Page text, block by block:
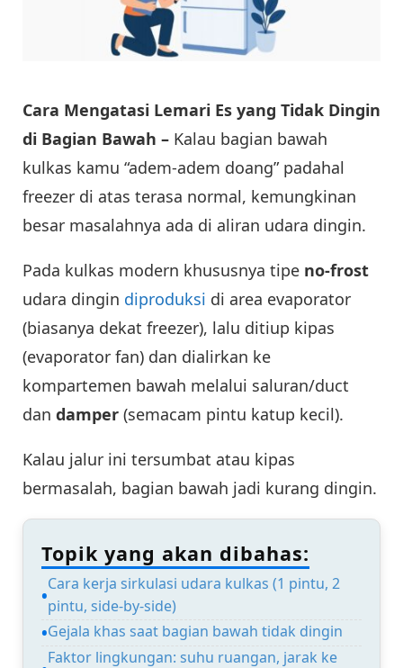
Cara Mengatasi Lemari Es yang Tidak Dingin
di Bagian Bawah – Kalau bagian bawah
kulkas kamu “adem-adem doang” padahal
freezer di atas terasa normal, kemungkinan
besar masalahnya ada di aliran udara dingin.
Pada kulkas modern khususnya tipe no-frost
udara dingin diproduksi di area evaporator
(biasanya dekat freezer), lalu ditiup kipas
(evaporator fan) dan dialirkan ke
kompartemen bawah melalui saluran/duct
dan damper (semacam pintu katup kecil).
Kalau jalur ini tersumbat atau kipas
bermasalah, bagian bawah jadi kurang dingin.
Topik yang akan dibahas:
Cara kerja sirkulasi udara kulkas (1 pintu, 2
pintu, side-by-side)
Gejala khas saat bagian bawah tidak dingin
Faktor lingkungan: suhu ruangan, jarak ke